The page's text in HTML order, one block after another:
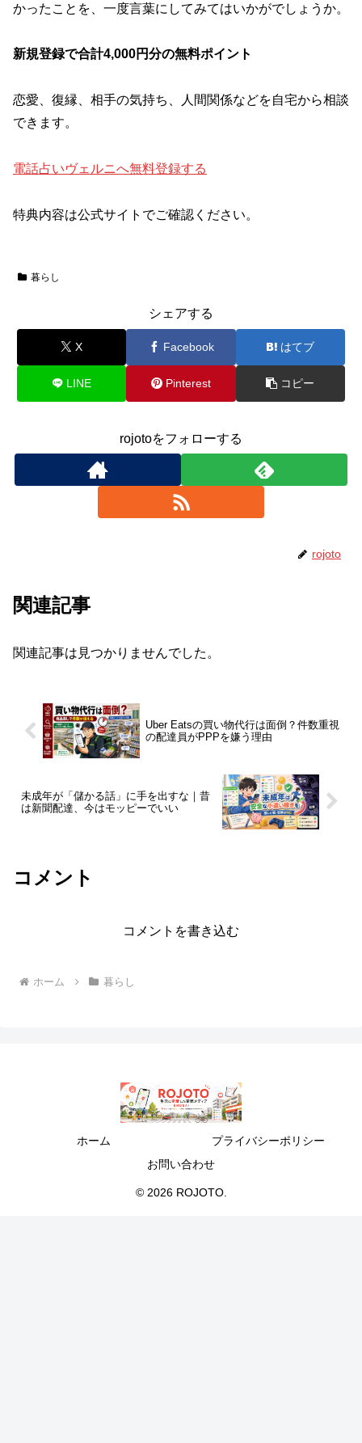
かったことを、一度言葉にしてみてはいかがでしょうか。
新規登録で合計4,000円分の無料ポイント
恋愛、復縁、相手の気持ち、人間関係などを自宅から相談
できます。
電話占いヴェルニへ無料登録する
特典内容は公式サイトでご確認ください。
暮らし
シェアする
X Facebook はてブ
LINE Pinterest コピー
rojotoをフォローする
rojoto
関連記事
関連記事は見つかりませんでした。
Uber Eatsの買い物代行は面倒？件数重視
の配達員がPPPを嫌う理由
未成年が「儲かる話」に手を出すな｜昔
は新聞配達、今はモッピーでいい
コメント
コメントを書き込む
ホーム 暮らし
ホーム
プライバシーポリシー
お問い合わせ
© 2026 ROJOTO.